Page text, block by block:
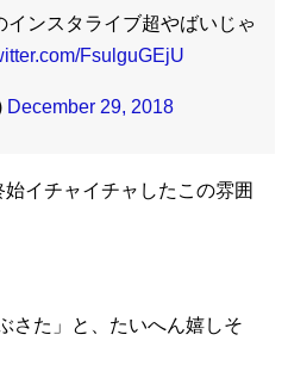
インスタライブ超やばいじゃ
FsulguGEjU
December 29, 2018
イチャイチャしたこの雰囲
さた」と、たいへん嬉しそ